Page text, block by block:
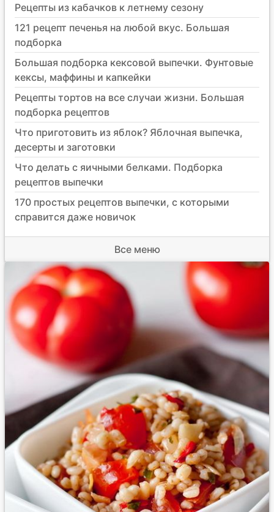
Рецепты из кабачков к летнему сезону
121 рецепт печенья на любой вкус. Большая
подборка
Большая подборка кексовой выпечки. Фунтовые
кексы, маффины и капкейки
Рецепты тортов на все случаи жизни. Большая
подборка рецептов
Что приготовить из яблок? Яблочная выпечка,
десерты и заготовки
Что делать с яичными белками. Подборка
рецептов выпечки
170 простых рецептов выпечки, с которыми
справится даже новичок
Все меню